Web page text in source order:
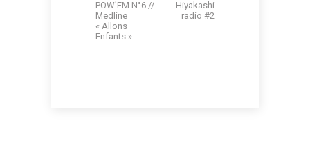
POW’EM N°6 //
Medline
« Allons
Enfants »
Hiyakashi
radio #2